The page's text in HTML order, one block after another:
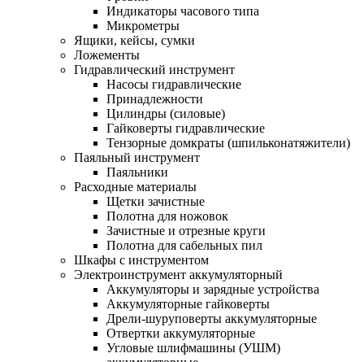
Индикаторы часового типа
Микрометры
Ящики, кейсы, сумки
Ложементы
Гидравлический инструмент
Насосы гидравлические
Принадлежности
Цилиндры (силовые)
Гайковерты гидравлические
Тензорные домкраты (шпильконатяжители)
Паяльный инструмент
Паяльники
Расходные материалы
Щетки зачистные
Полотна для ножовок
Зачистные и отрезные круги
Полотна для сабельных пил
Шкафы с инструментом
Электроинструмент аккумуляторный
Аккумуляторы и зарядные устройства
Аккумуляторные гайковерты
Дрели-шуруповерты аккумуляторные
Отвертки аккумуляторные
Угловые шлифмашины (УШМ)